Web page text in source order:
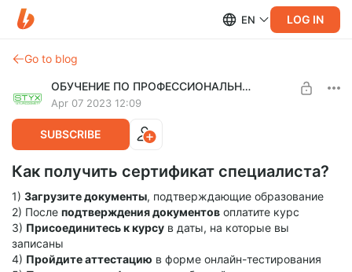
EN LOG IN
Go to blog
ОБУЧЕНИЕ ПО ПРОФЕССИОНАЛЬНОЙ КОСМЕТИКЕ ДЛЯ ТЕЛА
Apr 07 2023 12:09
SUBSCRIBE
Как получить сертификат специалиста?
1) Загрузите документы, подтверждающие образование
2) После подтверждения документов оплатите курс
3) Присоединитесь к курсу в даты, на которые вы
записаны
4) Пройдите аттестацию в форме онлайн-тестирования